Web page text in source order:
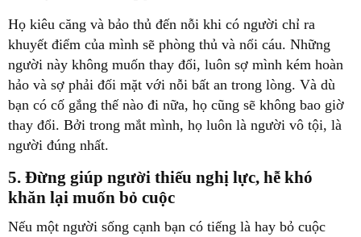
khuyết điểm của mình sẽ phòng thủ và nổi cáu. Những
người này không muốn thay đổi, luôn sợ mình kém hoàn
hảo và sợ phải đối mặt với nỗi bất an trong lòng. Và dù
bạn có cố gắng thế nào đi nữa, họ cũng sẽ không bao giờ
thay đổi. Bởi trong mắt mình, họ luôn là người vô tội, là
‏5. Đừng giúp người thiếu nghị lực, hễ khó